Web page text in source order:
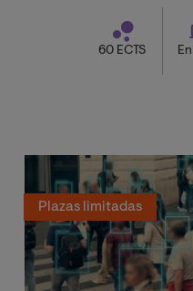
60 ECTS
Plazas limitadas